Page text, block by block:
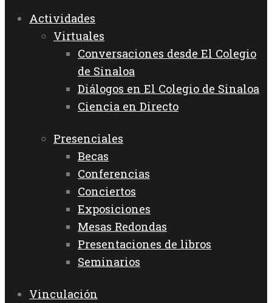
Actividades
Virtuales
Conversaciones desde El Colegio
de Sinaloa
Diálogos en El Colegio de Sinaloa
Ciencia en Directo
Presenciales
Becas
Conferencias
Conciertos
Exposiciones
Mesas Redondas
Presentaciones de libros
Seminarios
Vinculación